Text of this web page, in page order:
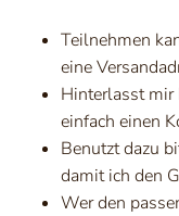
Teilnehmen
eine
Hinterlasst
einfach einen
Benutzt dazu
damit ich den
Wer den